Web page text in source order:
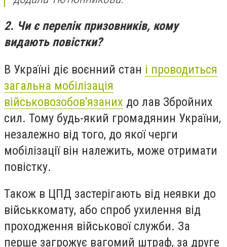
2. Чи є перелік призовників, кому
видають повістки?
В Україні діє воєнний стан і проводиться
загальна мобілізація
військовозобов'язаних до лав Збройних
сил. Тому будь-який громадянин України,
незалежно від того, до якої черги
мобілізації він належить, може отримати
повістку.
Також в ЦПД застерігають від неявки до
військкомату, або спроб ухилення від
проходження військової служби. За
перше загрожує вагомий штраф, за друге